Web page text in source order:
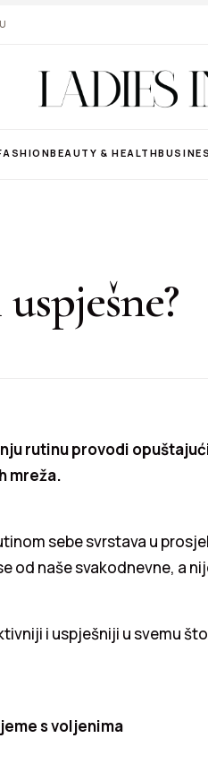
BEAUTY & HEALTH
rutinu provodi
mreža.
sebe svrstava u
od naše svakodnevne, a
i uspješniji u svemu
s voljenima